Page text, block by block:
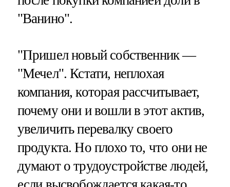
"Ванино".
"Пришел новый собственник —
"Мечел". Кстати, неплохая
компания, которая рассчитывает,
почему они и вошли в этот актив,
увеличить перевалку своего
продукта. Но плохо то, что они не
думают о трудоустройстве людей,